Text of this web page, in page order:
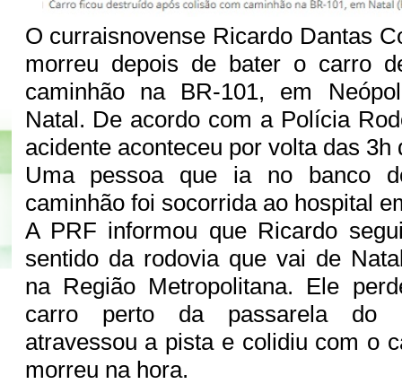
O curraisnovense Ricardo Dantas
morreu depois de bater o carro
caminhão na BR-101, em
Natal. De acordo com a Polícia
acidente aconteceu por volta das
Uma pessoa que ia no banco
caminhão foi socorrida ao hospital
A PRF informou que Ricardo
sentido da rodovia que vai de
na Região Metropolitana. Ele
carro perto da passarela do
atravessou a pista e colidiu com o
morreu na hora.